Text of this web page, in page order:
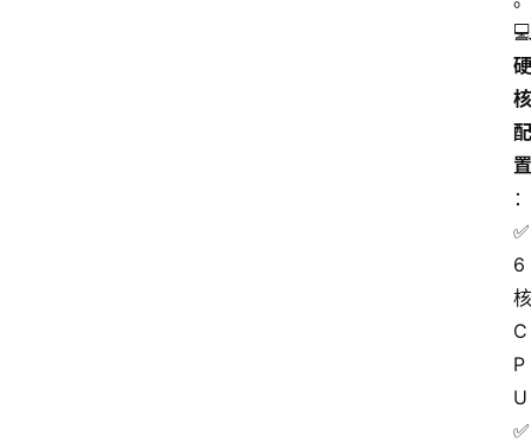
硬
核
配
置
：
✅
6
核
C
P
U
✅